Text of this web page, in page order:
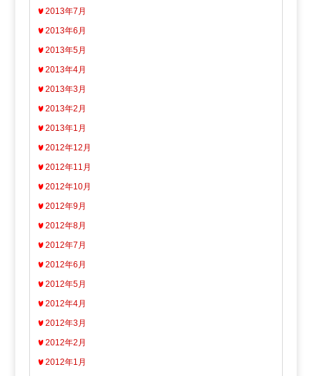
2013年7月
2013年6月
2013年5月
2013年4月
2013年3月
2013年2月
2013年1月
2012年12月
2012年11月
2012年10月
2012年9月
2012年8月
2012年7月
2012年6月
2012年5月
2012年4月
2012年3月
2012年2月
2012年1月